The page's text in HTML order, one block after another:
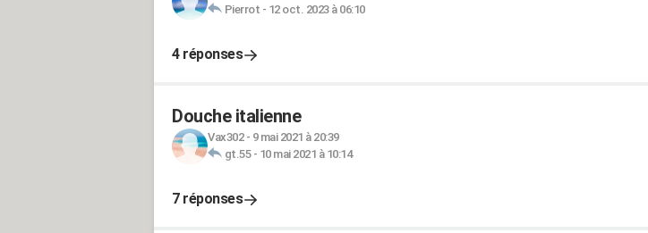
Pierrot - 12 oct. 2023 à 06:10
4 réponses
Douche italienne
Vax302- 9 mai 2021 à 20:39
gt.55- 10 mai 2021 à 10:14
7 réponses